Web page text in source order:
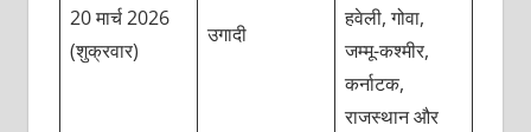
20 मार्च 2026
(शुक्रवार)
उगादी
हवेली, गोवा,
जम्मू-कश्मीर,
कर्नाटक,
राजस्थान और